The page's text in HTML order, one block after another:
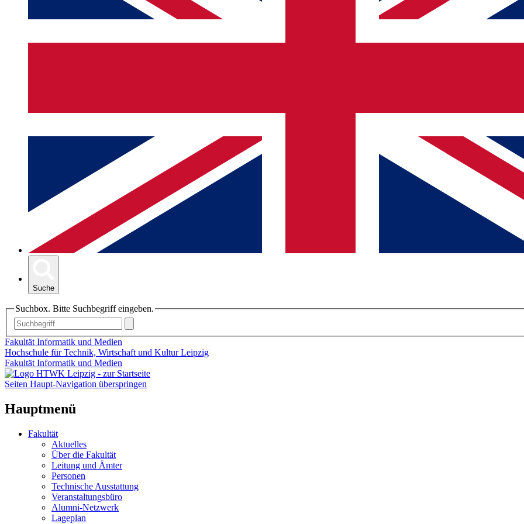
Suche
Suchbox. Bitte Suchbegriff eingeben.
Fakultät Informatik und Medien
Hochschule für Technik, Wirtschaft und Kultur Leipzig
Fakultät Informatik und Medien
Seiten Haupt-Navigation überspringen
Hauptmenü
Fakultät
Aktuelles
Über die Fakultät
Leitung und Ämter
Personen
Technische Ausstattung
Veranstaltungsbüro
Alumni-Netzwerk
Lageplan